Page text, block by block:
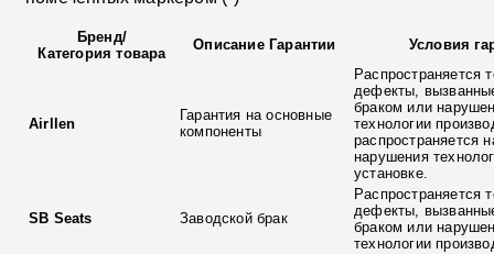
Бренд/
Категория товара
Описание Гарантии Условия
Airllen
Гарантия на основные
компоненты
Распространяется
дефекты,
браком или
технологии
распространяется
нарушения
установке.
SB Seats Заводской брак
Распространяется
дефекты,
браком или
технологии